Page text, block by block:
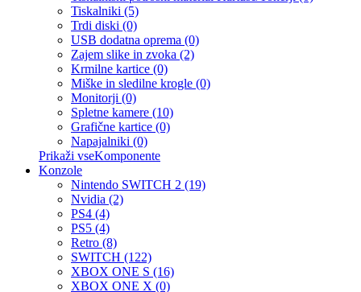
Tiskalniki (5)
Trdi diski (0)
USB dodatna oprema (0)
Zajem slike in zvoka (2)
Krmilne kartice (0)
Miške in sledilne krogle (0)
Monitorji (0)
Spletne kamere (10)
Grafične kartice (0)
Napajalniki (0)
Prikaži vseKomponente
Konzole
Nintendo SWITCH 2 (19)
Nvidia (2)
PS4 (4)
PS5 (4)
Retro (8)
SWITCH (122)
XBOX ONE S (16)
XBOX ONE X (0)